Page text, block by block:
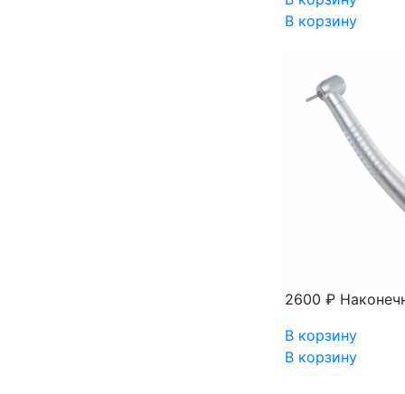
В корзину
2600 ₽
В корзину
В корзину